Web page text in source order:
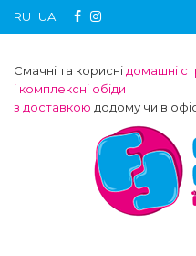
RU UA
Смачні та корисні домашні
і комплексні обіди
з доставкою додому чи в